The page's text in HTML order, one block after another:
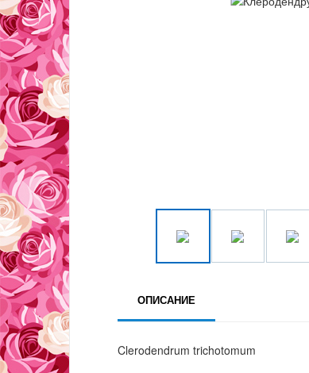
ОПИСАНИЕ
Clerodendrum trichotomum